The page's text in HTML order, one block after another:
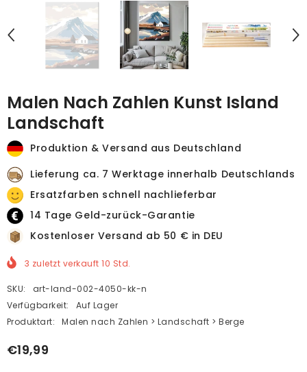
Malen Nach Zahlen Kunst Island
Landschaft
Produktion & Versand aus Deutschland
Lieferung ca. 7 Werktage innerhalb Deutschlands
Ersatzfarben schnell nachlieferbar
14 Tage Geld-zurück-Garantie
Kostenloser Versand ab 50 € in DEU
3 zuletzt verkauft10 Std.
SKU:
art-land-002-4050-kk-n
Verfügbarkeit:
Auf Lager
Produktart:
Malen nach Zahlen > Landschaft > Berge
€19,99